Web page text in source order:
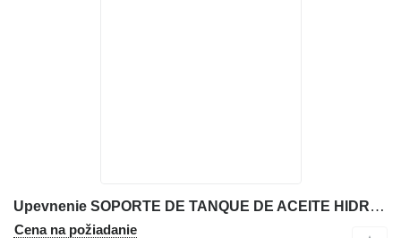
Upevnenie SOPORTE DE TANQUE DE ACEITE HIDRA 299-9015 na rýpadla-nakladača Caterpillar 416E
Cena na požiadanie